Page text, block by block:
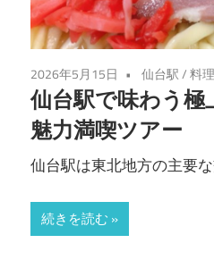
2026年5月15日 仙台駅/料理
仙台駅で味わう極
魅力満喫ツアー
仙台駅は東北地方の主要
続きを読む